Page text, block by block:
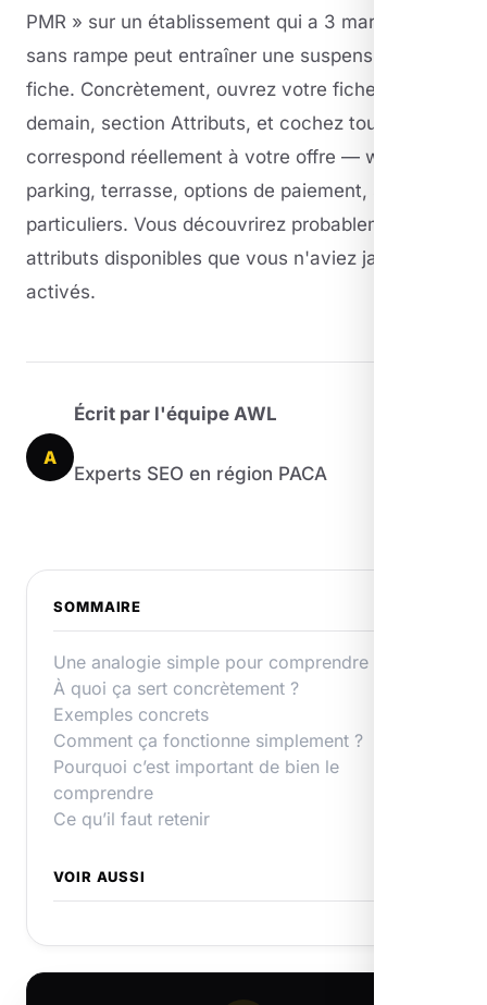
PMR » sur un établissement qui a 3 marches
sans rampe peut entraîner une suspension de
fiche. Concrètement, ouvrez votre fiche GMB
demain, section Attributs, et cochez tout ce qui
correspond réellement à votre offre — wifi,
parking, terrasse, options de paiement, services
particuliers. Vous découvrirez probablement 5-10
attributs disponibles que vous n'aviez jamais
activés.
A
Écrit par l'équipe AWL
Experts SEO en région PACA
SOMMAIRE
Une analogie simple pour comprendre
À quoi ça sert concrètement ?
Exemples concrets
Comment ça fonctionne simplement ?
Pourquoi c’est important de bien le
comprendre
Ce qu’il faut retenir
VOIR AUSSI